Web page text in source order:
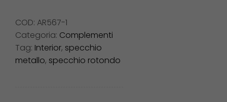
COD: AR567-1
Categoria: Complementi
Tag: Interior, specchio
metallo, specchio rotondo